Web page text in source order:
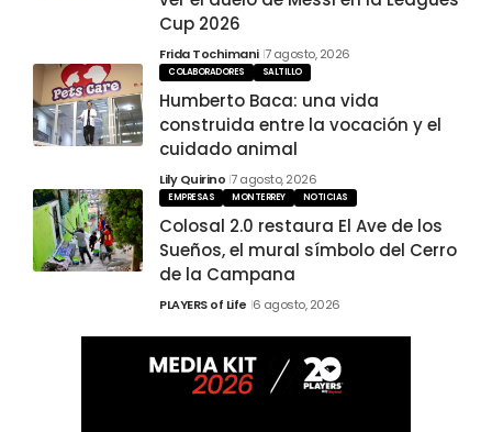
Cup 2026
Frida Tochimani 7 agosto, 2026
COLABORADORES SALTILLO
Humberto Baca: una vida
construida entre la vocación y el
cuidado animal
Lily Quirino 7 agosto, 2026
EMPRESAS MONTERREY NOTICIAS
Colosal 2.0 restaura El Ave de los
Sueños, el mural símbolo del Cerro
de la Campana
PLAYERS of Life 6 agosto, 2026